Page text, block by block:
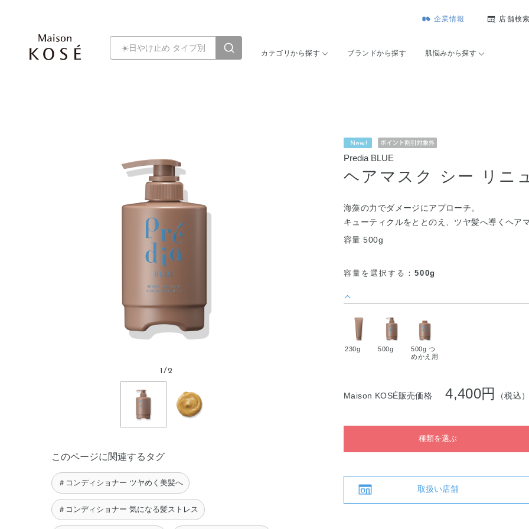
企業情報 店舗検
カテゴリから探す ブランドから探す 肌悩みから探す
1/2
このページに関連するタグ
＃コンディショナー ツヤめく美髪へ
＃コンディショナー 気になる髪ストレス
Predia BLUE
ヘアマスク シー リニ
海藻の力でダメージにアプローチ。
キューティクルをととのえ、ツヤ髪へ導くヘア
容量 500g
容量を選択する： 500g
230g 500g
500g つ
めかえ用
Maison KOSÉ販売価格 4,400円 （税込
種類を選ぶ
取扱い店舗